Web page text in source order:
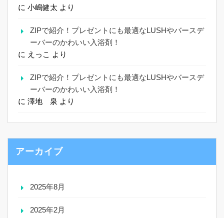
に 小嶋健太 より
ZIPで紹介！プレゼントにも最適なLUSHやバースデ
ーバーのかわいい入浴剤！
に えっこ より
ZIPで紹介！プレゼントにも最適なLUSHやバースデ
ーバーのかわいい入浴剤！
に 澤地 泉 より
アーカイブ
2025年8月
2025年2月